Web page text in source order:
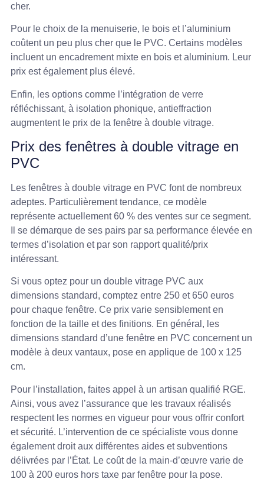
cher.
Pour le choix de la menuiserie, le bois et l’aluminium
coûtent un peu plus cher que le PVC. Certains modèles
incluent un encadrement mixte en bois et aluminium. Leur
prix est également plus élevé.
Enfin, les options comme l’intégration de verre
réfléchissant, à isolation phonique, antieffraction
augmentent le prix de la fenêtre à double vitrage.
Prix des fenêtres à double vitrage en
PVC
Les fenêtres à double vitrage en PVC font de nombreux
adeptes. Particulièrement tendance, ce modèle
représente actuellement 60 % des ventes sur ce segment.
Il se démarque de ses pairs par sa performance élevée en
termes d’isolation et par son rapport qualité/prix
intéressant.
Si vous optez pour un double vitrage PVC aux
dimensions standard, comptez entre 250 et 650 euros
pour chaque fenêtre. Ce prix varie sensiblement en
fonction de la taille et des finitions. En général, les
dimensions standard d’une fenêtre en PVC concernent un
modèle à deux vantaux, pose en applique de 100 x 125
cm.
Pour l’installation, faites appel à un artisan qualifié RGE.
Ainsi, vous avez l’assurance que les travaux réalisés
respectent les normes en vigueur pour vous offrir confort
et sécurité. L’intervention de ce spécialiste vous donne
également droit aux différentes aides et subventions
délivrées par l’État. Le coût de la main-d’œuvre varie de
100 à 200 euros hors taxe par fenêtre pour la pose.